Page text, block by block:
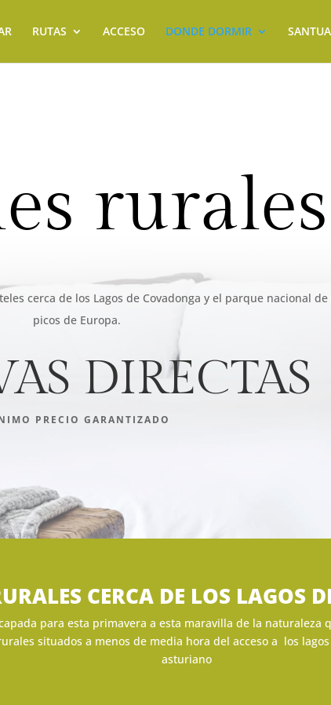
RUTAS ACCESO DONDE DORMIR
rurales
cerca de los Lagos de Covadonga y el parque nacional de
picos de Europa.
DIRECTAS
PRECIO GARANTIZADO
CERCA DE LOS LAGOS
para esta primavera a esta maravilla de la
situados a menos de media hora del acceso a los
asturiano